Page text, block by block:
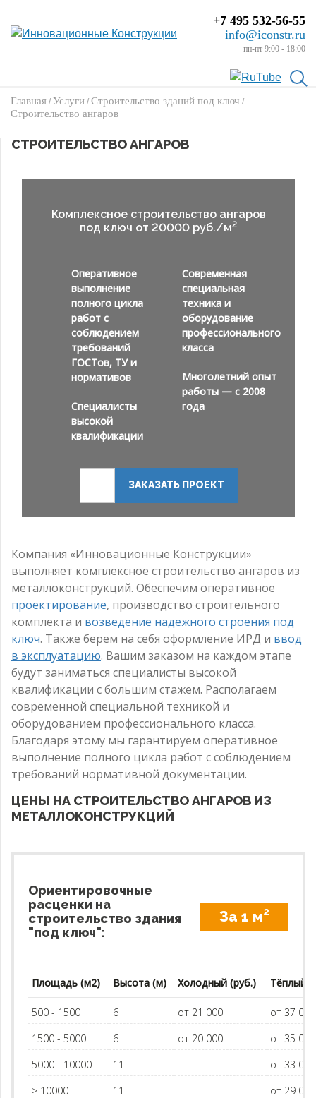
+7 495 532-56-55
info@iconstr.ru
пн-пт 9:00 - 18:00
Главная / Услуги / Строительство зданий под ключ /
Строительство ангаров
СТРОИТЕЛЬСТВО АНГАРОВ
Комплексное строительство ангаров
под ключ от 20000 руб./м2
Оперативное
выполнение
полного цикла
работ с
соблюдением
требований
ГОСТов, ТУ и
нормативов
Специалисты
высокой
квалификации
Современная
специальная
техника и
оборудование
профессионального
класса
Многолетний опыт
работы — с 2008
года
ЗАКАЗАТЬ ПРОЕКТ
Компания «Инновационные Конструкции»
выполняет комплексное строительство ангаров из
металлоконструкций. Обеспечим оперативное
проектирование, производство строительного
комплекта и возведение надежного строения под
ключ. Также берем на себя оформление ИРД и ввод
в эксплуатацию. Вашим заказом на каждом этапе
будут заниматься специалисты высокой
квалификации с большим стажем. Располагаем
современной специальной техникой и
оборудованием профессионального класса.
Благодаря этому мы гарантируем оперативное
выполнение полного цикла работ с соблюдением
требований нормативной документации.
ЦЕНЫ НА СТРОИТЕЛЬСТВО АНГАРОВ ИЗ
МЕТАЛЛОКОНСТРУКЦИЙ
Ориентировочные
расценки на
строительство здания
"под ключ":
За 1 м2
Площадь (м2) Высота (м) Холодный (руб.) Тёплый
500 - 1500 6 от 21 000
от 37
1500 - 5000
6 от 20 000
от 35
5000 - 10000
11 -
от 33
> 10000
11 - от 29